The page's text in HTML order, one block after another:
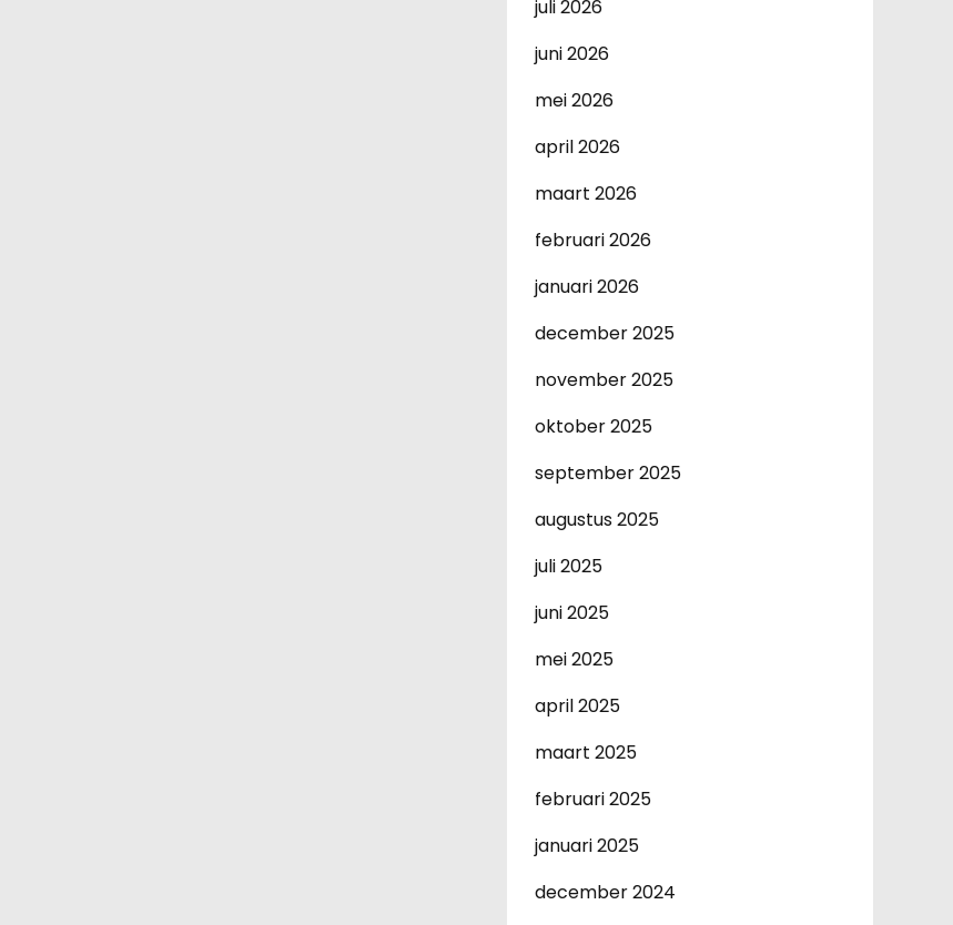
juli 2026
juni 2026
mei 2026
april 2026
maart 2026
februari 2026
januari 2026
december 2025
november 2025
oktober 2025
september 2025
augustus 2025
juli 2025
juni 2025
mei 2025
april 2025
maart 2025
februari 2025
januari 2025
december 2024